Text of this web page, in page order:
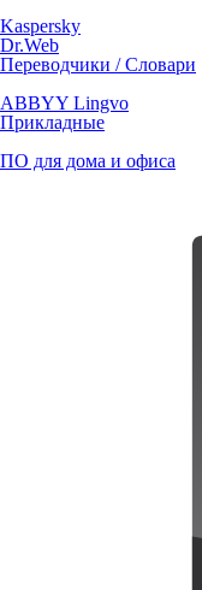
Kaspersky
Dr.Web
Переводчики / Словари
ABBYY Lingvo
Прикладные
ПО для дома и офиса